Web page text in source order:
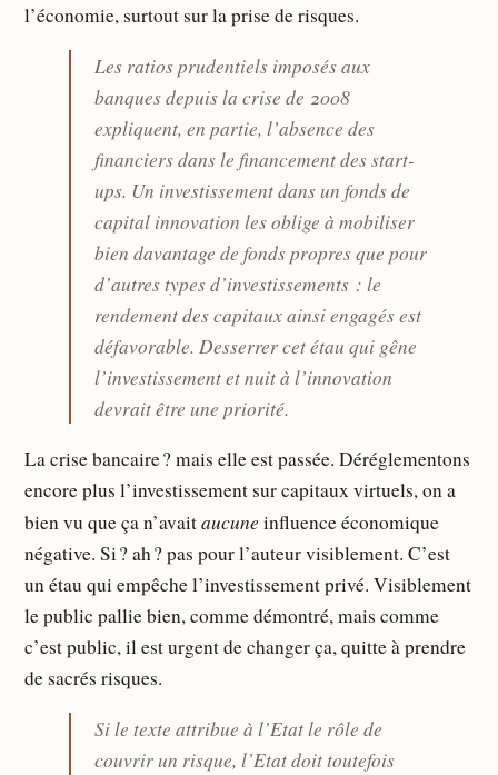
l’économie, surtout sur la prise de risques.
Les ratios prudentiels imposés aux
banques depuis la crise de 2008
expliquent, en partie, l’absence des
financiers dans le financement des start-
ups. Un investissement dans un fonds de
capital innovation les oblige à mobiliser
bien davantage de fonds propres que pour
d’autres types d’investissements : le
rendement des capitaux ainsi engagés est
défavorable. Desserrer cet étau qui gêne
l’investissement et nuit à l’innovation
devrait être une priorité.
La crise bancaire ? mais elle est passée. Déréglementons
encore plus l’investissement sur capitaux virtuels, on a
bien vu que ça n’avaitaucune influence économique
négative. Si ? ah ? pas pour l’auteur visiblement. C’est
un étau qui empêche l’investissement privé. Visiblement
le public pallie bien, comme démontré, mais comme
c’est public, il est urgent de changer ça, quitte à prendre
de sacrés risques.
Si le texte attribue à l’Etat le rôle de
couvrir un risque, l’Etat doit toutefois